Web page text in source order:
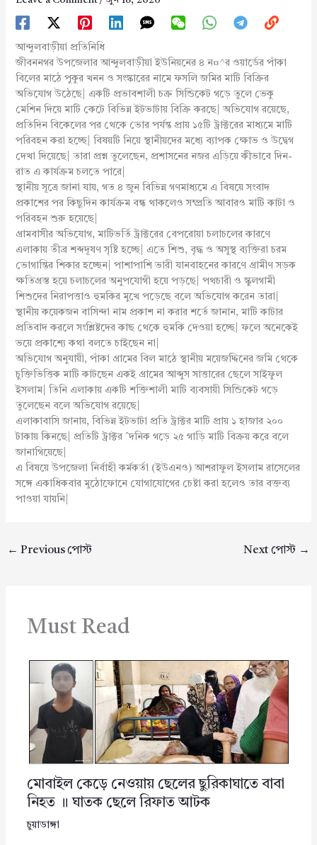
আন্দুলবাড়ীয়া প্রতিনিধি
জীবননগর উপজেলার আন্দুলবাড়ীয়া ইউনিয়নের ৪ ন¤^র ওয়ার্ডের পাঁকা
বিলের মাঠে পুকুর খনন ও সংস্কারের নামে ফসলি জমির মাটি বিক্রির
অভিযোগ উঠেছে| একটি প্রভাবশালী চক্র সিন্ডিকেট গড়ে তুলে ভেকু
মেশিন দিয়ে মাটি কেটে বিভিন্ন ইটভাটায় বিক্রি করছে| অভিযোগ রয়েছে,
প্রতিদিন বিকেলের পর থেকে ভোর পর্যন্ত প্রায় ১৫টি ট্রাক্টরের মাধ্যমে মাটি
পরিবহন করা হচ্ছে| বিষয়টি নিয়ে স্থানীয়দের মধ্যে ব্যাপক ক্ষোভ ও উদ্বেগ
দেখা দিয়েছে| তারা প্রশ্ন তুলেছেন, প্রশাসনের নজর এড়িয়ে কীভাবে দিন-
রাত এ কার্যক্রম চলতে পারে|
স্থানীয় সূত্রে জানা যায়, গত ৪ জুন বিভিন্ন গণমাধ্যমে এ বিষয়ে সংবাদ
প্রকাশের পর কিছুদিন কার্যক্রম বন্ধ থাকলেও সম্প্রতি আবারও মাটি কাটা ও
পরিবহন শুরু হয়েছে|
গ্রামবাসীর অভিযোগ, মাটিভর্তি ট্রাক্টরের বেপরোয়া চলাচলের কারণে
এলাকায় তীব্র শব্দদূষণ সৃষ্টি হচ্ছে| এতে শিশু, বৃদ্ধ ও অসুস্থ ব্যক্তিরা চরম
ভোগান্তির শিকার হচ্ছেন| পাশাপাশি ভারী যানবাহনের কারণে গ্রামীণ সড়ক
ক্ষতিগ্রস্ত হয়ে চলাচলের অনুপযোগী হয়ে পড়ছে| পথচারী ও স্কুলগামী
শিশুদের নিরাপত্তাও হুমকির মুখে পড়েছে বলে অভিযোগ করেন তারা|
স্থানীয় কয়েকজন বাসিন্দা নাম প্রকাশ না করার শর্তে জানান, মাটি কাটার
প্রতিবাদ করলে সংশ্লিষ্টদের কাছ থেকে হুমকি দেওয়া হচ্ছে| ফলে অনেকেই
ভয়ে প্রকাশ্যে কথা বলতে চাইছেন না|
অভিযোগ অনুযায়ী, পাঁকা গ্রামের বিল মাঠে স্থানীয় ময়েজদ্দিনের জমি থেকে
চুক্তিভিত্তিক মাটি কাটছেন একই গ্রামের আব্দুস সাত্তারের ছেলে সাইফুল
ইসলাম| তিনি এলাকায় একটি শক্তিশালী মাটি ব্যবসায়ী সিন্ডিকেট গড়ে
তুলেছেন বলে অভিযোগ রয়েছে|
এলাকাবাসি জানায়, বিভিন্ন ইটভাটা প্রতি ট্রাক্টর মাটি প্রায় ১ হাজার ২০০
টাকায় কিনছে| প্রতিটি ট্রাক্টর ˆদনিক গড়ে ২৫ গাড়ি মাটি বিক্রয় করে বলে
জানাগিয়েছে|
এ বিষয়ে উপজেলা নির্বাহী কর্মকর্তা (ইউএনও) আশরাফুল ইসলাম রাসেলের
সঙ্গে একাধিকবার মুঠোফোনে যোগাযোগের চেষ্টা করা হলেও তার বক্তব্য
পাওয়া যায়নি|
← Previous পোস্ট Next পোস্ট →
Must Read
মোবাইল কেড়ে নেওয়ায় ছেলের ছুরিকাঘাতে বাবা
নিহত ॥ ঘাতক ছেলে রিফাত আটক
চুয়াডাঙ্গা